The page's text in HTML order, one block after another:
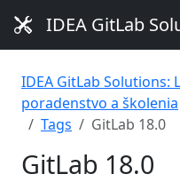
IDEA GitLab
IDEA GitLab Solutions:
poradenstvo a školenia
Tags
GitLab 18.0
GitLab 18.0